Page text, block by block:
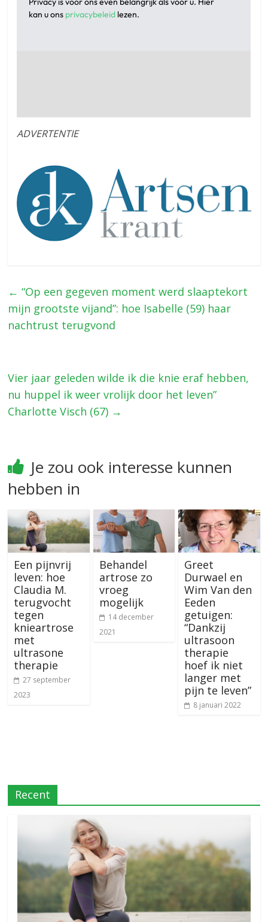
ADVERTENTIE
← “Op een gegeven moment werd slaaptekort
mijn grootste vijand”: hoe Isabelle (59) haar
nachtrust terugvond
Vier jaar geleden wilde ik die knie eraf hebben,
nu huppel ik weer vrolijk door het leven”
Charlotte Visch (67) →
Je zou ook interesse kunnen
hebben in
Een pijnvrij
leven: hoe
Claudia M.
terugvocht
tegen
knieartrose
met
ultrasone
therapie
27 september
2023
Behandel
artrose zo
vroeg
mogelijk
14 december
2021
Greet
Durwael en
Wim Van den
Eeden
getuigen:
“Dankzij
ultrasoon
therapie
hoef ik niet
langer met
pijn te leven”
8 januari 2022
Recent